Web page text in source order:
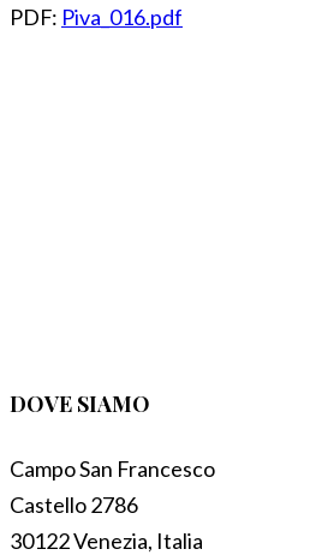
PDF: Piva_016.pdf
DOVE SIAMO
Campo San Francesco
Castello 2786
30122 Venezia, Italia